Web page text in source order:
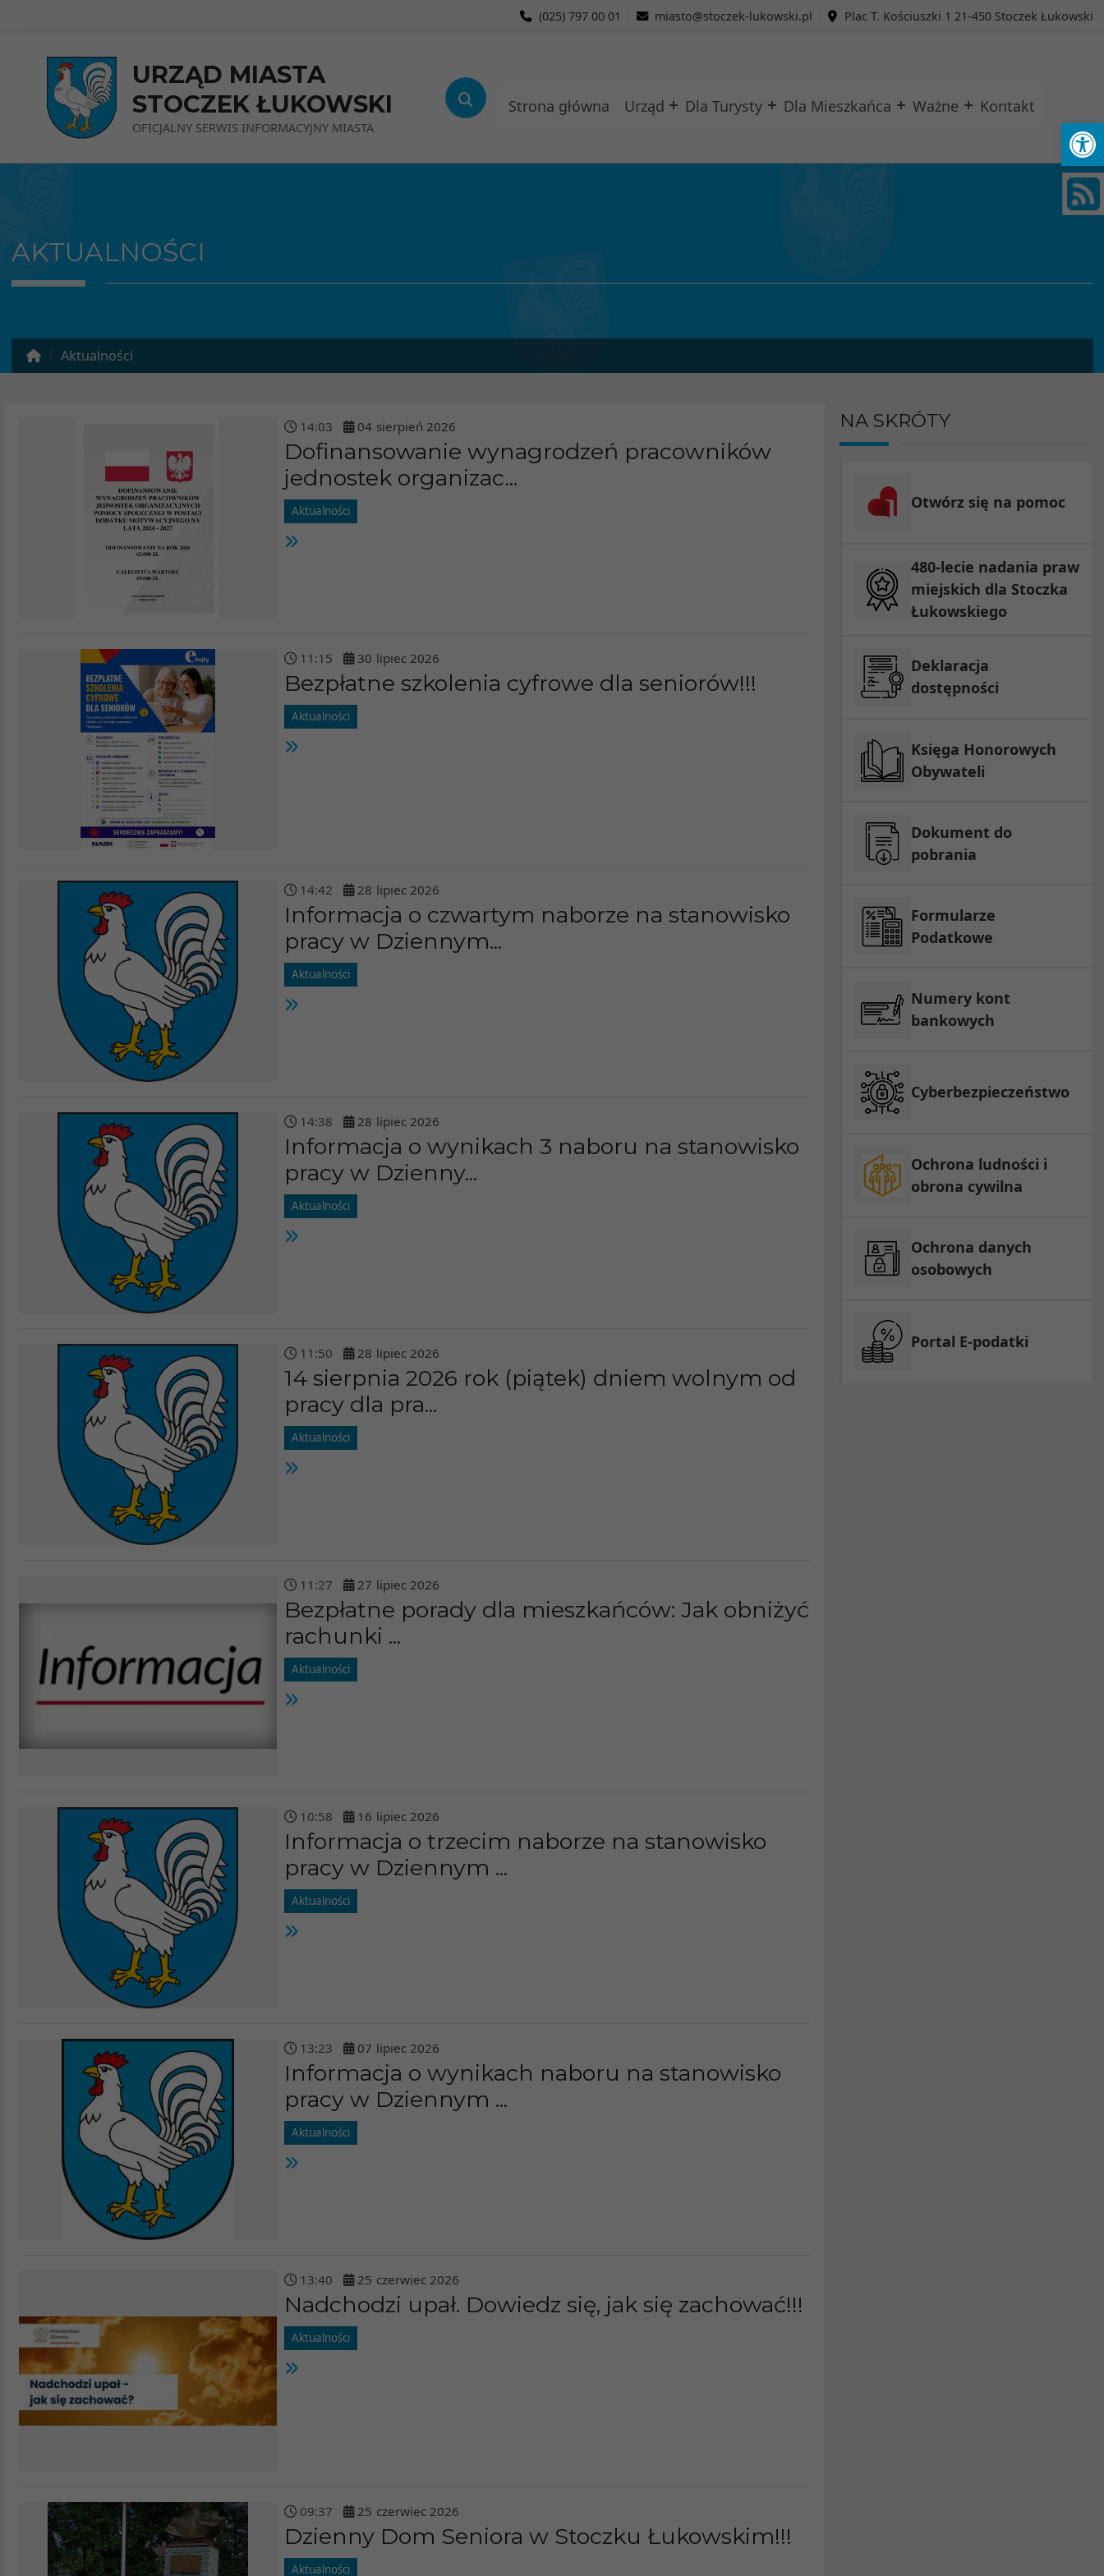
(025) 797 00 01 miasto@stoczek-lukowski.pl Plac T. Kościuszki 1 21-450 Stoczek Łukowski
URZĄD MIASTA
STOCZEK ŁUKOWSKI
OFICJALNY SERWIS INFORMACYJNY MIASTA
Strona główna Urząd Dla Turysty Dla Mieszkańca Ważne Kontakt
AKTUALNOŚCI
Aktualności
14:03 04 sierpień 2026
Dofinansowanie wynagrodzeń pracowników
jednostek organizac...
Aktualności
11 :15 30 lipiec 2026
Bezpłatne szkolenia cyfrowe dla seniorów!!!
Aktualności
14:42 28 lipiec 2026
Informacja o czwartym naborze na stanowisko
pracy w Dziennym...
Aktualności
14:38 28 lipiec 2026
Informacja o wynikach 3 naboru na stanowisko
pracy w Dzienny...
Aktualności
11 :50 28 lipiec 2026
14 sierpnia 2026 rok (piątek) dniem wolnym od
pracy dla pra...
Aktualności
11 :27 27 lipiec 2026
Bezpłatne porady dla mieszkańców: Jak obniżyć
rachunki ...
Aktualności
10:58 16 lipiec 2026
Informacja o trzecim naborze na stanowisko
pracy w Dziennym ...
Aktualności
13:23 07 lipiec 2026
Informacja o wynikach naboru na stanowisko
pracy w Dziennym ...
Aktualności
13:40 25 czerwiec 2026
Nadchodzi upał. Dowiedz się, jak się zachować!!!
Aktualności
09:37 25 czerwiec 2026
Dzienny Dom Seniora w Stoczku Łukowskim!!!
Aktualności
NA SKRÓTY
Otwórz się na pomoc
480-lecie nadania praw
miejskich dla Stoczka
Łukowskiego
Deklaracja
dostępności
Księga Honorowych
Obywateli
Dokument do
pobrania
Formularze
Podatkowe
Numery kont
bankowych
Cyberbezpieczeństwo
Ochrona ludności i
obrona cywilna
Ochrona danych
osobowych
Portal E-podatki